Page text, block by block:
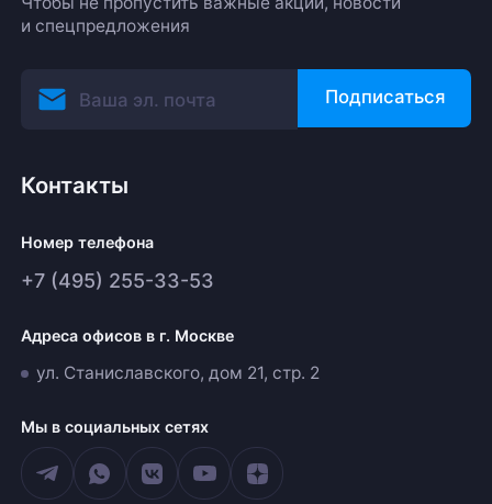
и спецпредложения
Подписаться
Контакты
Номер телефона
+7 (495) 255-33-53
Адреса офисов в г. Москве
ул. Станиславского, дом 21, стр. 2
Мы в социальных сетях